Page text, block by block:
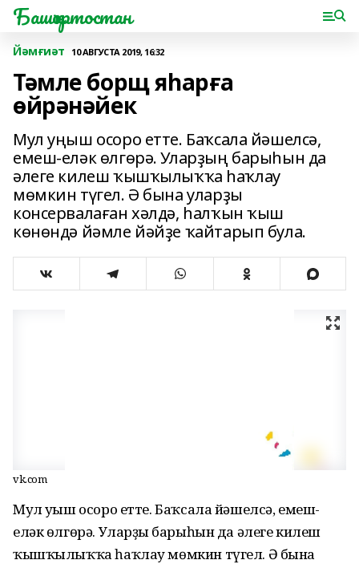
Башҡортостан
Йәмғиәт 10 АВГУСТА 2019, 16:32
Тәмле борщ яһарға
өйрәнәйек
Мул уңыш осоро етте. Баҡсала йәшелсә,
емеш-еләк өлгөрә. Уларҙың барыһын да
әлеге килеш ҡышҡылыҡҡа һаҡлау
мөмкин түгел. Ә бына уларҙы
консервалаған хәлдә, һалҡын ҡыш
көнөндә йәмле йәйҙе ҡайтарып була.
vk.com
Мул уңыш осоро етте. Баҡсала йәшелсә, емеш-
еләк өлгөрә. Уларҙың барыһын да әлеге килеш
ҡышҡылыҡҡа һаҡлау мөмкин түгел. Ә бына